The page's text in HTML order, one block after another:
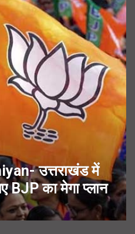
उत्तराखंड में
BJP का मेगा प्लान